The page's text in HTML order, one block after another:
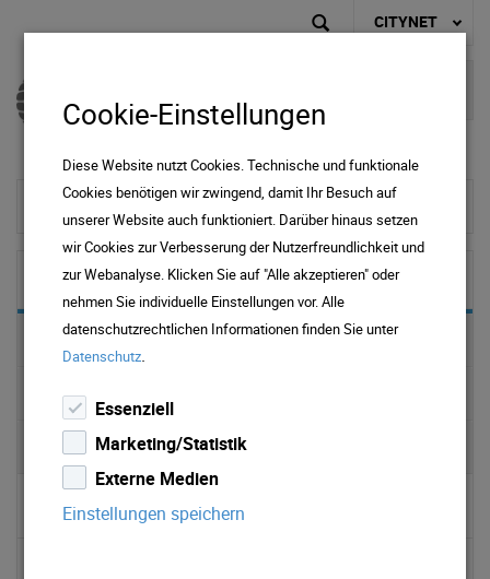
CITYNET
Privat
Kombiprodukte
Internet
Fernsehen
▹ TV
Cookie-Einstellungen
Diese Website nutzt Cookies. Technische und funktionale
Cookies benötigen wir zwingend, damit Ihr Besuch auf
unserer Website auch funktioniert. Darüber hinaus setzen
wir Cookies zur Verbesserung der Nutzerfreundlichkeit und
zur Webanalyse. Klicken Sie auf "Alle akzeptieren" oder
nehmen Sie individuelle Einstellungen vor. Alle
datenschutzrechtlichen Informationen finden Sie unter
Datenschutz.
Essenziell
Marketing/Statistik
Externe Medien
Einstellungen speichern